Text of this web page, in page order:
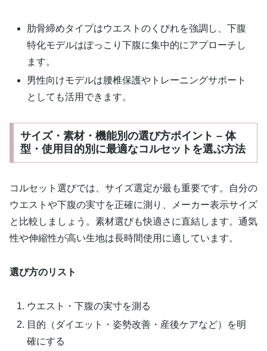
肋骨締めタイプはウエストのくびれを強調し、下腹
特化モデルはぽっこり下腹に集中的にアプローチし
ます。
男性向けモデルは腰椎保護やトレーニングサポート
としても活用できます。
サイズ・素材・機能別の選び方ポイント – 体
型・使用目的別に最適なコルセットを選ぶ方法
コルセット選びでは、サイズ選定が最も重要です。自分の
ウエストや下腹の実寸を正確に測り、メーカー表示サイズ
と比較しましょう。素材選びも快適さに直結します。通気
性や伸縮性が高い生地は長時間使用に適しています。
選び方のリスト
ウエスト・下腹の実寸を測る
目的（ダイエット・姿勢改善・産後ケアなど）を明
確にする